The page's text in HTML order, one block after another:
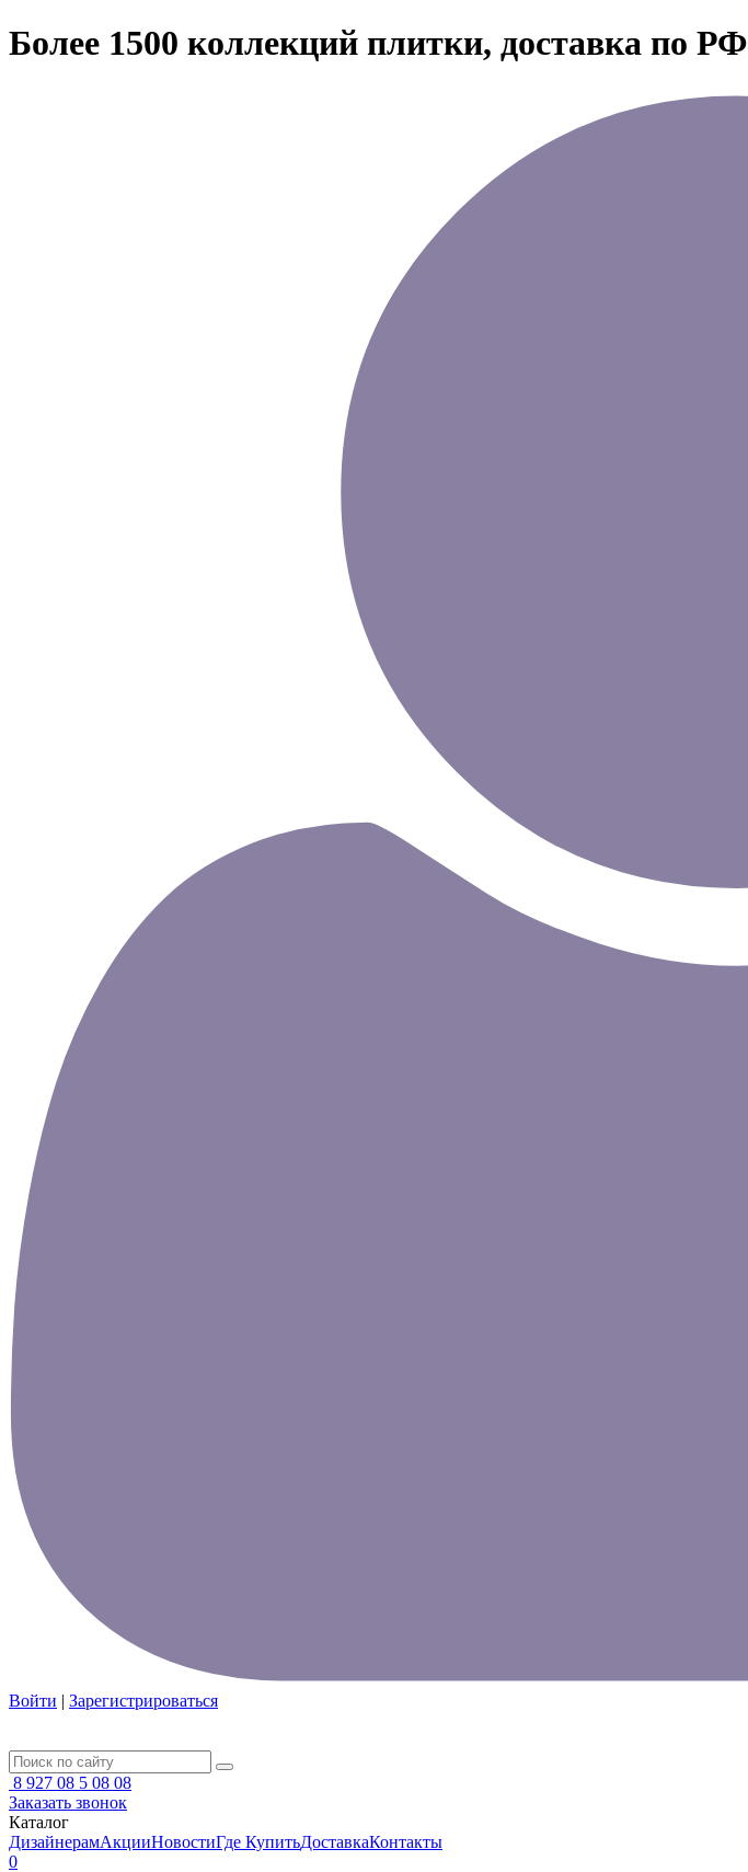
Более 1500 коллекций плитки, доставка по РФ
Войти | Зарегистрироваться
8 927 08 5 08 08
Заказать звонок
Каталог
ДизайнерамАкцииНовостиГде КупитьДоставкаКонтакты
0